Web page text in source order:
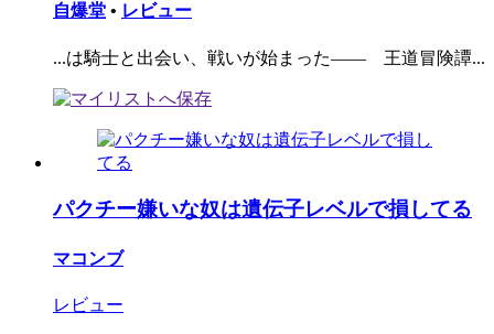
自爆堂 • レビュー
...は騎士と出会い、戦いが始まった―― 王道冒険譚...
パクチー嫌いな奴は遺伝子レベルで損してる
マコンブ
レビュー